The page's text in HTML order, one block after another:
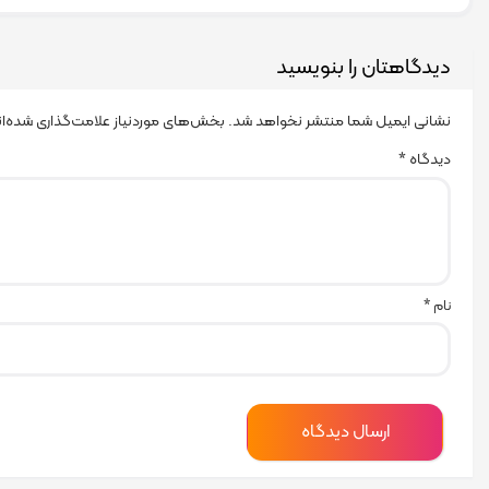
دیدگاهتان را بنویسید
نشانی ایمیل شما منتشر نخواهد شد. بخش‌های موردنیاز علامت‌گذاری
دیدگاه*
نام *